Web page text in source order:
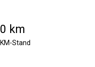
0 km
KM-Stand